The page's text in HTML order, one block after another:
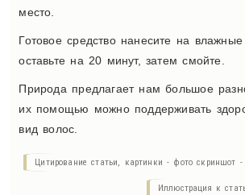
место.
Готовое средство нанесите на
оставьте на 20 минут, затем смойте.
Природа предлагает нам большое
их помощью можно поддерживать
вид волос.
Цитирование статьи, картинки - фото скриншот -
Иллюстрация к